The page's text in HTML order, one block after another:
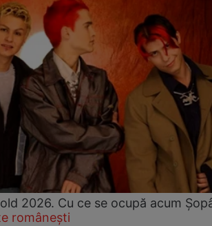
2026. Cu ce se ocupă acum
românești